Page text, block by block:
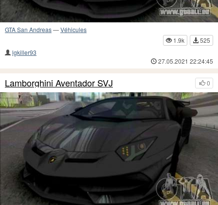
GTA San Andreas—Véhicules
1.9k
525
lgkiller93
27.05.2021 22:24:45
0
Lamborghini Aventador SVJ